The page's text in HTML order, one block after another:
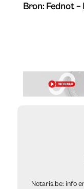
Bron: Fednot –
Notaris.be: info